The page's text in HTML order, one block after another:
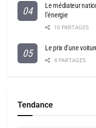
Le médiateur
l’énergie
10 PARTAGES
Le prix d’une
4 PARTAGES
Tendance